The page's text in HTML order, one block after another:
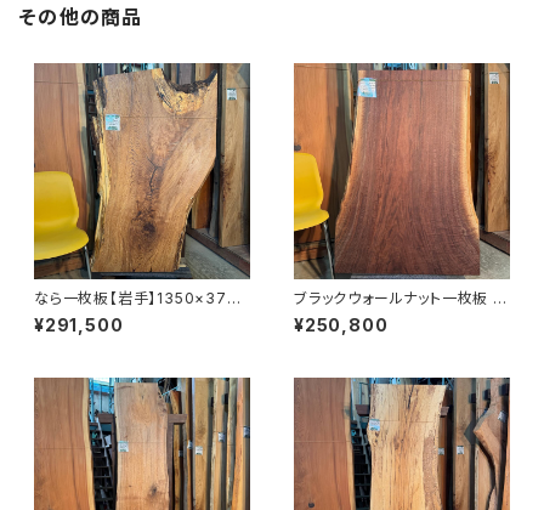
その他の商品
なら一枚板【岩手】1350×370~
750×51㎜【オイル塗装 仕上げ
済み】
¥291,500
ブラックウォールナット一枚板 11
00×600~680×45㎜【オイル
塗装 仕上げ済み】
¥250,800